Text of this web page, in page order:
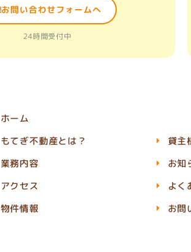
お問い合わせフォームへ
24時間受付中
ホーム
もてぎ不動産とは？
業務内容
アクセス
物件情報
貸主
お知
よく
お問